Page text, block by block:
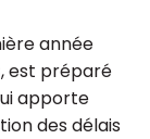
année
, est préparé
apporte
des délais